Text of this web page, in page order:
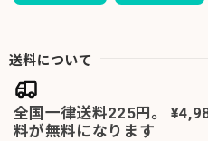
送料について
全国一律送料225円。
料が無料になります